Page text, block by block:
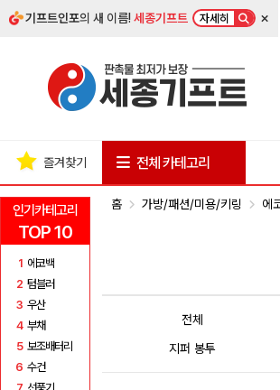
기프트인포의 새 이름!세종기프트 자세히 ×
인기카테고리
TOP 10
1 에코백
2 텀블러
3 우산
4 부채
5 보조배터리
6 수건
즐겨찾기 전체 카테고리
홈 가방/패션/미용/키링 에
전체
지퍼 봉투